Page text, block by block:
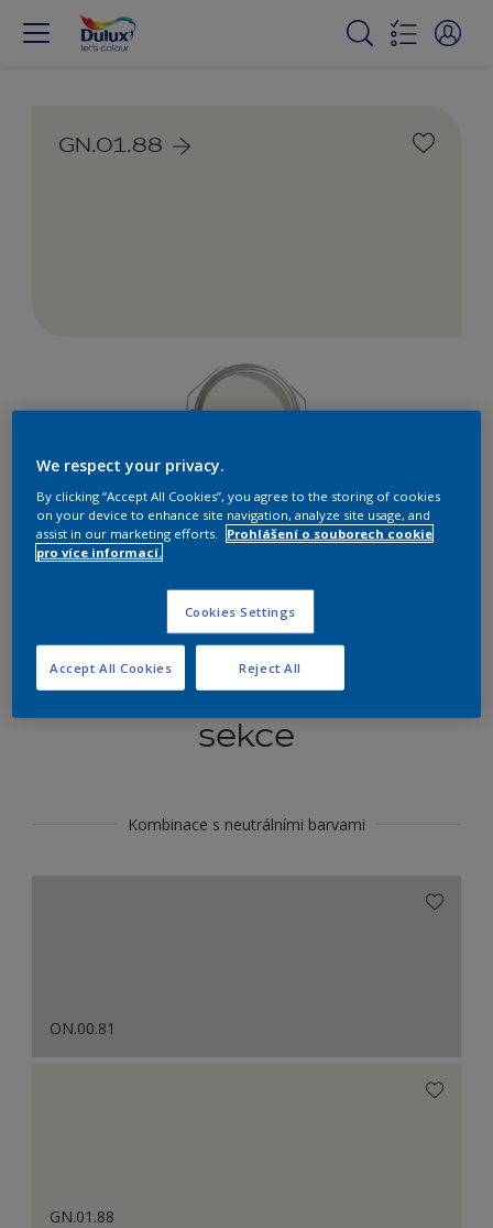
GN.01.88
Najít výrobek v tomto odstínu
Koordinovat barevné
sekce
Kombinace s neutrálními barvami
ON.00.81
GN.01.88
We respect your privacy.
By clicking “Accept All Cookies”, you agree to the storing of cookies
on your device to enhance site navigation, analyze site usage, and
assist in our marketing efforts.
Prohlášení o souborech cookie
pro více informací.
Cookies Settings
Reject All
Accept All Cookies